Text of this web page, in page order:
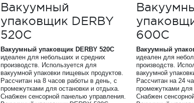
Вакуумный
упаковщик DERBY
520C
Вакуумный упаковщик DERBY 520C
идеален для небольших и средних
производств. Используется для
вакуумной упаковки пищевых продуктов.
Рассчитан на 8 часов работы в день, с
промежутками для остановки и отдыха.
Снабжен сенсорной панелью управления.
600C
Вакуумный
идеален для
производств.
вакуумной
Рассчитан на 24
промежутками для
Снабжен